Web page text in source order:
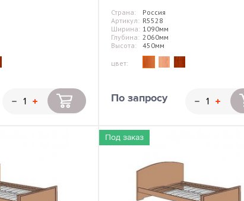
Страна:
Россия
Артикул: R5528
Ширина: 1090мм
Глубина: 2060мм
Высота:
450мм
цвет:
По запросу
Под заказ